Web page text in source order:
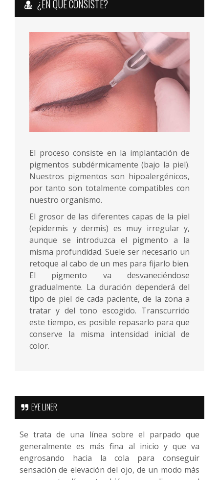
¿EN QUÉ CONSISTE?
El proceso consiste en la implantación de
pigmentos subdérmicamente (bajo la piel).
Nuestros pigmentos son hipoalergénicos,
por tanto son totalmente compatibles con
nuestro organismo.
El grosor de las diferentes capas de la piel
(epidermis y dermis) es muy irregular y,
aunque se introduzca el pigmento a la
misma profundidad. Suele ser necesario un
retoque al cabo de un mes para fijarlo bien.
El pigmento va desvaneciéndose
gradualmente. La duración dependerá del
tipo de piel de cada paciente, de la zona a
tratar y del tono escogido. Transcurrido
este tiempo, es posible repasarlo para que
conserve la misma intensidad inicial de
color.
EYE LINER
Se trata de una línea sobre el parpado que
generalmente es más fina al inicio y que va
engrosando hacia la cola para conseguir
sensación de elevación del ojo, de un modo más